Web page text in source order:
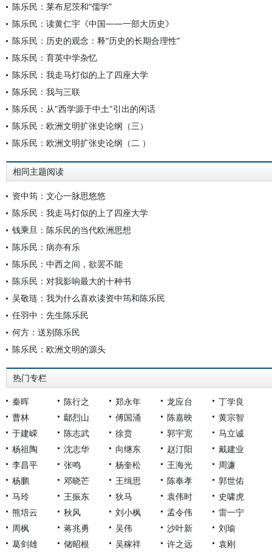
陈乐民：莱布尼茨和“儒学”
陈乐民：读黄仁宇《中国——一部大历史》
陈乐民：历史的观念：释“历史的长期合理性”
陈乐民：育英中学杂忆
陈乐民：我走马灯似的上了四座大学
陈乐民：我与三联
陈乐民：从"西学源于中土"引出的闲话
陈乐民：欧洲文明扩张史论纲（三）
陈乐民：欧洲文明扩张史论纲（二 ）
相同主题阅读
资中筠：文心一脉思悠悠
陈乐民：我走马灯似的上了四座大学
钱乘旦：陈乐民的当代欧洲思想
陈乐民：病亦有乐
陈乐民：中西之间，欲罢不能
陈乐民：对我影响最大的十种书
吴敬琏：我为什么喜欢读资中筠和陈乐民
任羽中：先生陈乐民
何方：送别陈乐民
陈乐民：欧洲文明的源头
热门专栏
秦晖 陈行之 郑永年 龙应台
丁学良
曹林
鄢烈山 傅国涌 陈嘉映
黄宗智
于建嵘
陈志武 徐贲 郭宇宽
马立诚
杨祖陶
沈志华 向继东 赵汀阳
戴建业
李昌平
张鸣 杨奎松 王海光
周濂
杨鹏
邓晓芒 王缉思 陈奉孝
郭世佑
马玲
王振东 狄马 袁伟时
史啸虎
熊培云
秋风 刘小枫 孟令伟
雷一宁
周枫
蒋兆勇 吴伟 沙叶新
刘瑜
葛剑雄
储昭根 吴稼祥 许之远 袁刚